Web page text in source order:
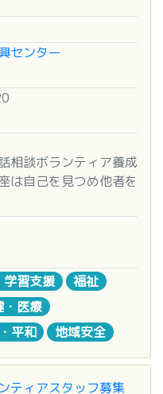
生
ター
－１
００
６時まで）
センター
相談ボランティア養成
は自己を見つめ他者を
義を中心に学習する
回） 」とグループワ
談に必要な理論と演
成講座）」がありま
学習支援
福祉
・医療
平和 地域安全
ティアスタッフ募集